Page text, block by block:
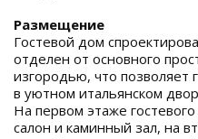
Размещение
Гостевой дом
отделен от основного
изгородью, что позволяет
в уютном итальянском
На первом этаже
салон и каминный зал, на